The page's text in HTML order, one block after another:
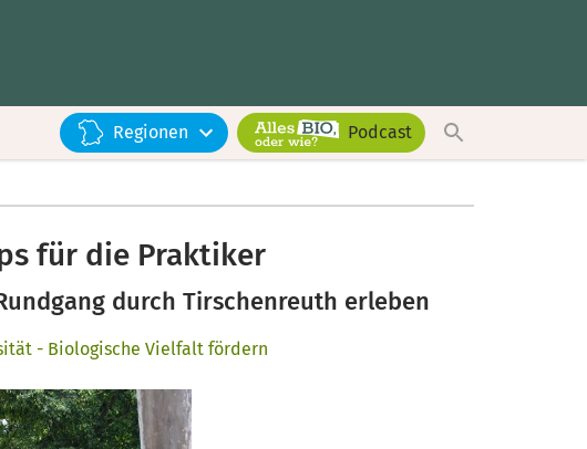
Regionen Podcast
für die Praktiker
durch Tirschenreuth erleben
- Biologische Vielfalt fördern